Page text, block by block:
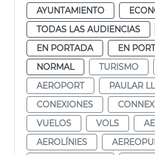
AYUNTAMIENTO
TODAS LAS AUDIENCIAS
EN PORTADA
EN
NORMAL
TURISMO
AEROPORT
PAULAR
CONEXIONES
VUELOS
VOLS
AEROLÍNIES